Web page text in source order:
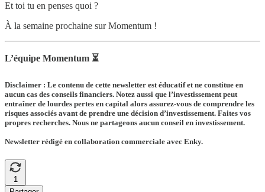
Et toi tu en penses quoi ?
À la semaine prochaine sur Momentum !
L’équipe Momentum ⏳
Disclaimer : Le contenu de cette newsletter est éducatif et ne constitue en
aucun cas des conseils financiers. Notez aussi que l’investissement peut
entraîner de lourdes pertes en capital alors assurez-vous de comprendre les
risques associés avant de prendre une décision d’investissement. Faites vos
propres recherches. Nous ne partageons aucun conseil en investissement.
Newsletter rédigé en collaboration commerciale avec Enky.
1